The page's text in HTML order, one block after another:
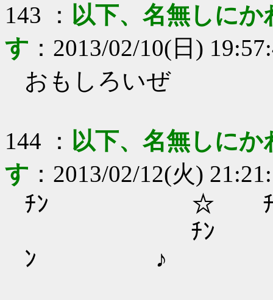
143 ： 以下、名無しに
す ： 2013/02/10(日)
おもしろいぜ
144 ： 以下、名無しに
す ： 2013/02/12(火)
ﾁﾝ ☆
ﾁﾝ ﾏﾁｸﾀ
ﾝ ♪